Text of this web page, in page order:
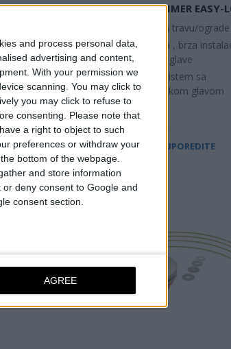
and process personal data,
advertising and content,
With your permission we
scanning. You may click to
you may click to refuse to
consenting.
Please note that
a right to object to such
preferences or withdraw your
bottom of the webpage.
and store information
deny consent to Google and
consent section.
AGREE
CUT,
upotrebu
korov
GLAVA ZA TRIMER EASY-
Za trimer za travu/
Jednostavna , brza
rastavljanja glave
TAP & GO sistem sa
aluminijumskom glavom
UPOREDITE